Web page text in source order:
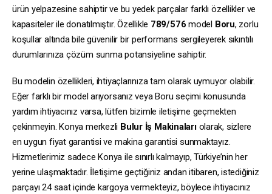
ürün yelpazesine sahiptir ve bu yedek parçalar farklı özellikler ve
kapasiteler ile donatılmıştır. Özellikle 789/576 model Boru, zorlu
koşullar altında bile güvenilir bir performans sergileyerek sıkıntılı
durumlarınıza çözüm sunma potansiyeline sahiptir.
Bu modelin özellikleri, ihtiyaçlarınıza tam olarak uymuyor olabilir.
Eğer farklı bir model arıyorsanız veya Boru seçimi konusunda
yardım ihtiyacınız varsa, lütfen bizimle iletişime geçmekten
çekinmeyin. Konya merkezli Bulur İş Makinalarıolarak, sizlere
en uygun fiyat garantisi ve makina garantisi sunmaktayız.
Hizmetlerimiz sadece Konya ile sınırlı kalmayıp, Türkiye’nin her
yerine ulaşmaktadır. İletişime geçtiğiniz andan itibaren, istediğiniz
parçayı 24 saat içinde kargoya vermekteyiz, böylece ihtiyacınız